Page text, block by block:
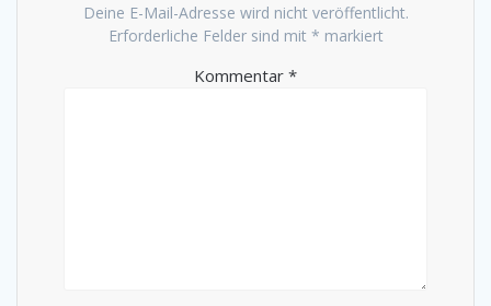
Deine E-Mail-Adresse wird nicht veröffentlicht.
Erforderliche Felder sind mit * markiert
Kommentar *